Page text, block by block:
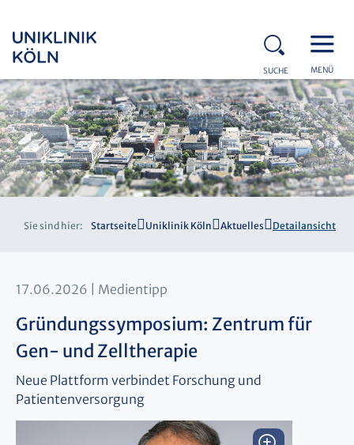
SUCHE MENÜ
Sie sind hier: Startseite Uniklinik Köln Aktuelles Detailansicht
17.06.2026 Medientipp
Gründungssymposium: Zentrum für
Gen- und Zelltherapie
Neue Plattform verbindet Forschung und
Patientenversorgung